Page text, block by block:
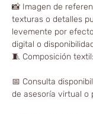
📸 Imagen de
texturas o detalles
levemente por
digital o
🧵 Composición
📅 Consulta
de asesoría virtual o